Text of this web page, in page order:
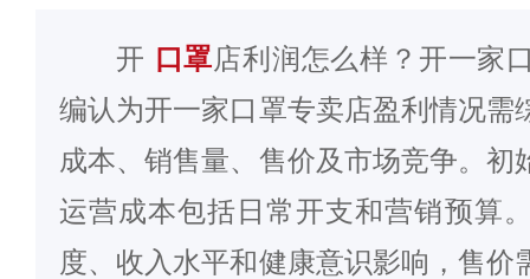
开 口罩店利润怎么样？开一家
编认为开一家口罩专卖店盈利情况需
成本、销售量、售价及市场竞争。初
运营成本包括日常开支和营销预算
度、收入水平和健康意识影响，售价